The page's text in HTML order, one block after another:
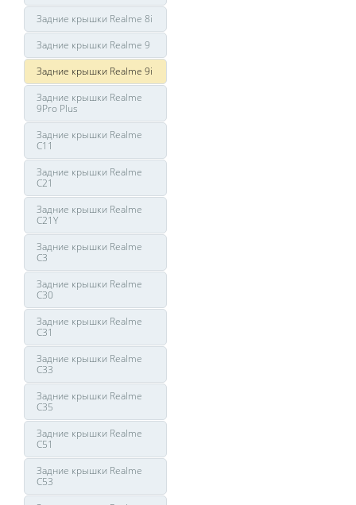
Задние крышки Realme 8i
Задние крышки Realme 9
Задние крышки Realme 9i
Задние крышки Realme
9Pro Plus
Задние крышки Realme
C11
Задние крышки Realme
C21
Задние крышки Realme
C21Y
Задние крышки Realme
C3
Задние крышки Realme
C30
Задние крышки Realme
C31
Задние крышки Realme
C33
Задние крышки Realme
C35
Задние крышки Realme
C51
Задние крышки Realme
C53